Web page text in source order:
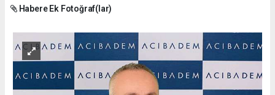
Habere Ek Fotoğraf(lar)